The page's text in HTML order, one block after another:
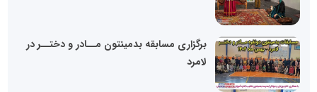
برگزاری مسابقه بدمینتون‌ مــادر و دختــر در
لامرد